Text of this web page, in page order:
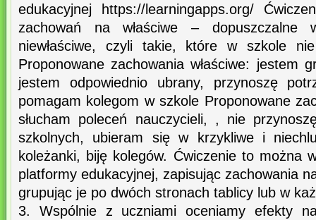
edukacyjnej https://learningapps.org/
zachowań na właściwe – dopuszczalne
niewłaściwe, czyli takie, które w szkole
Proponowane zachowania właściwe: jestem
jestem odpowiednio ubrany, przynoszę
pomagam kolegom w szkole Proponowane
słucham poleceń nauczycieli, , nie
szkolnych, ubieram się w krzykliwe i
koleżanki, biję kolegów. Ćwiczenie to można
platformy edukacyjnej, zapisując zachowania
grupując je po dwóch stronach tablicy lub w
3. Wspólnie z uczniami oceniamy efekty